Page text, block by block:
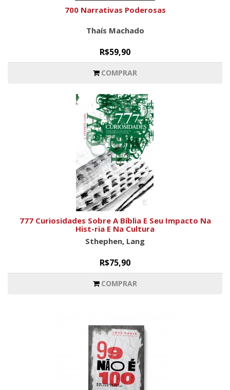
700 Narrativas Poderosas
Thaís Machado
R$59,90
COMPRAR
777 Curiosidades Sobre A Bíblia E Seu Impacto Na
Hist-ria E Na Cultura
Sthephen, Lang
R$75,90
COMPRAR